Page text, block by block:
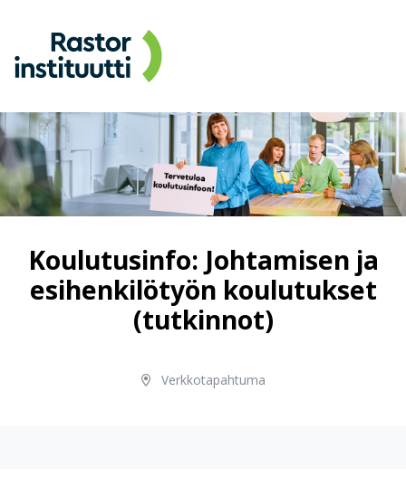
Koulutusinfo: Johtamisen ja
esihenkilötyön koulutukset
(tutkinnot)
Verkkotapahtuma